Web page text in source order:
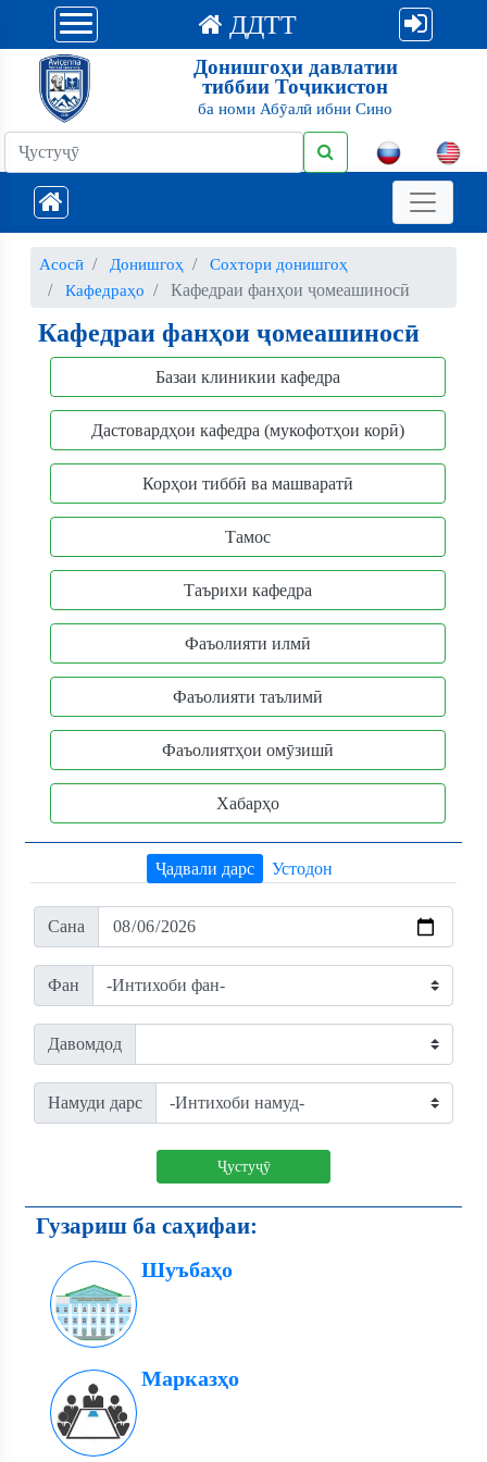
ДДТТ
Донишгоҳи давлатии
тиббии Тоҷикистон
ба номи Абӯалӣ ибни Сино
Асосӣ Донишгоҳ
Сохтори донишгоҳ
Кафедраҳо
Кафедраи фанҳои ҷомеашиносӣ
Кафедраи фанҳои ҷомеашиносӣ
Базаи клиникии кафедра
Дастовардҳои кафедра (мукофотҳои корӣ)
Корҳои тиббӣ ва машваратӣ
Тамос
Таърихи кафедра
Фаъолияти илмӣ
Фаъолияти таълимӣ
Фаъолиятҳои омӯзишӣ
Хабарҳо
Ҷадвали дарс Устодон
Сана
Фан
Давомдод
Намуди дарс
Ҷустуҷӯ
Гузариш ба саҳифаи:
Шуъбаҳо
Марказҳо